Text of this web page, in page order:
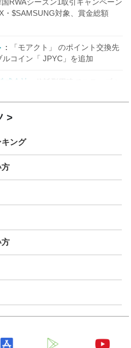
・$SAMSUNG対象、賞金総額
「モアクト」 のポイント交換先
ルコイン「 JPYC」を追加
式会社
信託型円建てステーブル
ング
方
方